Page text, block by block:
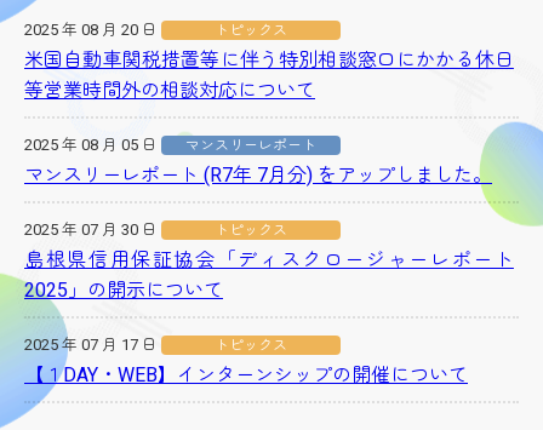
2025 年 08 月 20 日 トピックス
米国自動車関税措置等に伴う特別相談窓口にかかる休日
等営業時間外の相談対応について
2025 年 08 月 05 日 マンスリーレポート
マンスリーレポート (R7年 7月分) をアップしました。
2025 年 07 月 30 日 トピックス
島根県信用保証協会「ディスクロージャーレポート
2025」の開示について
2025 年 07 月 17 日 トピックス
【１DAY・WEB】インターンシップの開催について